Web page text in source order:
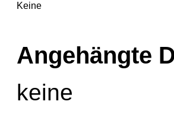
Keine
Angehängte
keine